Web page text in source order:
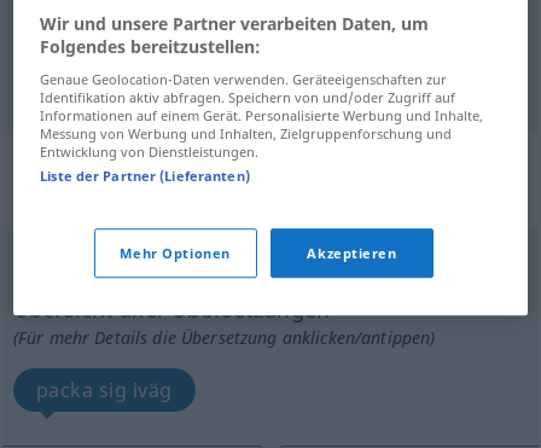
varagripande(odfängslande)
„packen“: reflexives Verb,
Übersicht aller Übersetzungen
(Für mehr Details die Übersetzung anklicken/antippen)
packa sig iväg
Wir und unsere Partner verarbeiten Daten, um
Folgendes bereitzustellen:
Genaue Geolocation-Daten verwenden. Geräteeigenschaften zur
Identifikation aktiv abfragen. Speichern von und/oder Zugriff auf
Informationen auf einem Gerät. Personalisierte Werbung und Inhalte,
Messung von Werbung und Inhalten, Zielgruppenforschung und
Entwicklung von Dienstleistungen.
Liste der Partner (Lieferanten)
Mehr Optionen Akzeptieren